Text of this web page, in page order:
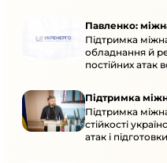
Павленко:
енергосистеми
Підтримка
обладнання й
постійних атак
Підтримка
енергосистеми
Підтримка
стійкості
атак і